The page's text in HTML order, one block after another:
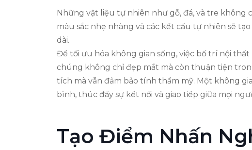
Những vật liệu tự nhiên như gỗ, đá, và tre
màu sắc nhẹ nhàng và các kết cấu tự nhiên sẽ
dài.
Để tối ưu hóa không gian sống, việc bố trí nội
chúng không chỉ đẹp mắt mà còn thuận tiện
tích mà vẫn đảm bảo tính thẩm mỹ. Một không
bình, thúc đẩy sự kết nối và giao tiếp giữa mọi
Tạo Điểm Nhấn